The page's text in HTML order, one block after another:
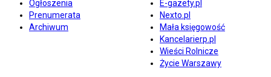
Ogłoszenia
Prenumerata
Archiwum
E-gazety.pl
Nexto.pl
Mała księgowość
Kancelarierp.pl
Wieści Rolnicze
Życie Warszawy